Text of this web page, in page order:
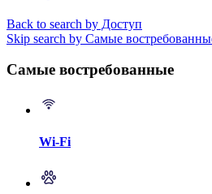
Back to search by Доступ
Skip search by Самые
Самые востребованные
Wi-Fi